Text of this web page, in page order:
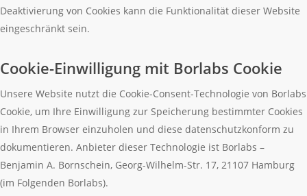
Deaktivierung von Cookies kann die Funktionalität dieser Website
eingeschränkt sein.
Cookie-Einwilligung mit Borlabs Cookie
Unsere Website nutzt die Cookie-Consent-Technologie von Borlabs
Cookie, um Ihre Einwilligung zur Speicherung bestimmter Cookies
in Ihrem Browser einzuholen und diese datenschutzkonform zu
dokumentieren. Anbieter dieser Technologie ist Borlabs –
Benjamin A. Bornschein, Georg-Wilhelm-Str. 17, 21107 Hamburg
(im Folgenden Borlabs).